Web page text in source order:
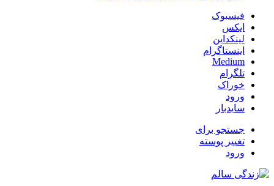
فیسبوک
ایکس
لینکداین
اینستاگرام
Medium
تلگرام
خوراک
ورود
سایدبار
جستجو برای
تغییر پوسته
ورود